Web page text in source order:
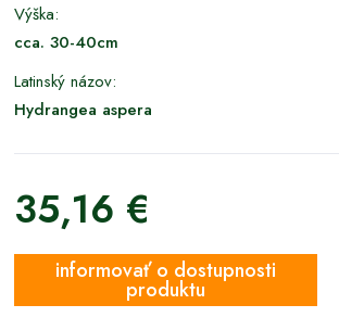
Výška:
cca. 30-40cm
Latinský názov:
Hydrangea aspera
35,16 €
informovať o dostupnosti
produktu